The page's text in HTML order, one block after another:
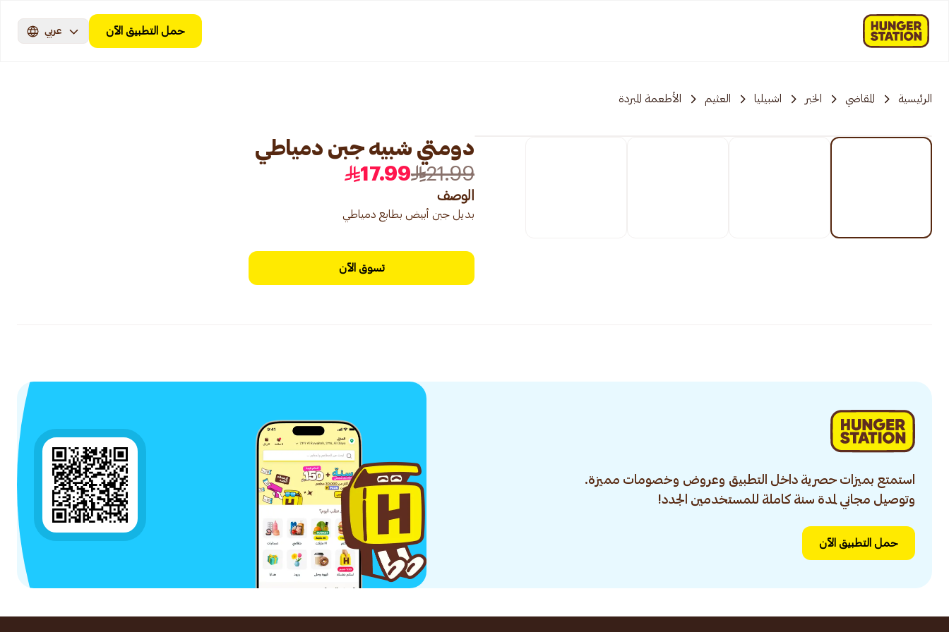
حمل التطبيق الآن عربي
الرئيسية المقاضي الخبر اشبيليا العثيم الأطعمة المبردة
دومتي شبيه جبن دمياطي
21.99
17.99
الوصف
بديل جبن أبيض بطابع دمياطي
تسوق الآن
استمتع بميزات حصرية داخل التطبيق وعروض وخصومات مميزة.
وتوصيل مجاني لمدة سنة كاملة للمستخدمين الجدد!
حمل التطبيق الآن